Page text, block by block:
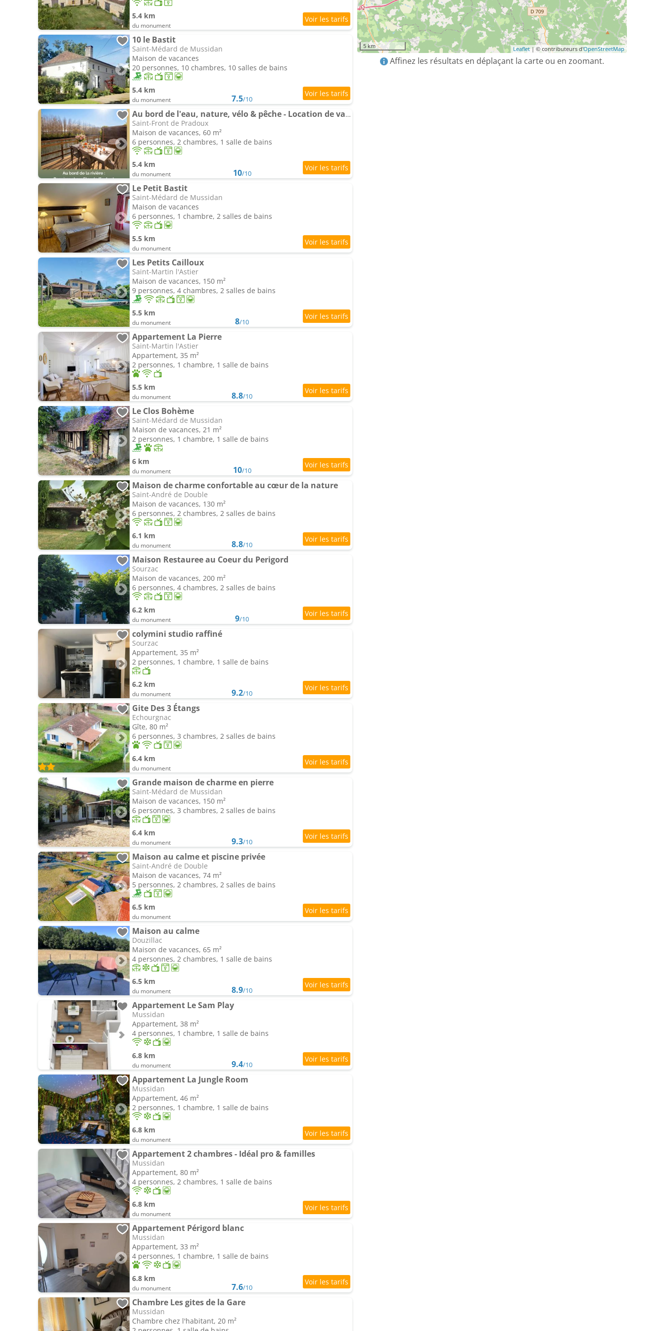
5.4 km
du monument
10 le Bastit
Saint-Médard de Mussidan
Maison de vacances
20 personnes, 10 chambres, 10 salles de bains
5.4 km
du monument 7.5/10
Au bord de l'eau, nature, vélo & pêche - Location de vacances en Dordogne - L'instant de l'Isle
Saint-Front de Pradoux
Maison de vacances, 60 m²
6 personnes, 2 chambres, 1 salle de bains
5.4 km
du monument 10/10
Le Petit Bastit
Saint-Médard de Mussidan
Maison de vacances
6 personnes, 1 chambre, 2 salles de bains
5.5 km
du monument
Les Petits Cailloux
Saint-Martin l'Astier
Maison de vacances, 150 m²
9 personnes, 4 chambres, 2 salles de bains
5.5 km
du monument 8/10
Appartement La Pierre
Saint-Martin l'Astier
Appartement, 35 m²
2 personnes, 1 chambre, 1 salle de bains
5.5 km
du monument 8.8/10
Le Clos Bohème
Saint-Médard de Mussidan
Maison de vacances, 21 m²
2 personnes, 1 chambre, 1 salle de bains
6 km
du monument 10/10
Maison de charme confortable au cœur de la nature
Saint-André de Double
Maison de vacances, 130 m²
6 personnes, 2 chambres, 2 salles de bains
6.1 km
du monument 8.8/10
Maison Restauree au Coeur du Perigord
Sourzac
Maison de vacances, 200 m²
6 personnes, 4 chambres, 2 salles de bains
6.2 km
du monument 9/10
colymini studio raffiné
Sourzac
Appartement, 35 m²
2 personnes, 1 chambre, 1 salle de bains
6.2 km
du monument 9.2/10
Gite Des 3 Étangs
Echourgnac
Gîte, 80 m²
6 personnes, 3 chambres, 2 salles de bains
6.4 km
du monument
Grande maison de charme en pierre
Saint-Médard de Mussidan
Maison de vacances, 150 m²
6 personnes, 3 chambres, 2 salles de bains
6.4 km
du monument 9.3/10
Maison au calme et piscine privée
Saint-André de Double
Maison de vacances, 74 m²
5 personnes, 2 chambres, 2 salles de bains
6.5 km
du monument
Maison au calme
Douzillac
Maison de vacances, 65 m²
4 personnes, 2 chambres, 1 salle de bains
6.5 km
du monument 8.9/10
Appartement Le Sam Play
Mussidan
Appartement, 38 m²
4 personnes, 1 chambre, 1 salle de bains
6.8 km
du monument 9.4/10
Appartement La Jungle Room
Mussidan
Appartement, 46 m²
2 personnes, 1 chambre, 1 salle de bains
6.8 km
du monument
Appartement 2 chambres - Idéal pro & familles
Mussidan
Appartement, 80 m²
4 personnes, 2 chambres, 1 salle de bains
6.8 km
du monument
Appartement Périgord blanc
Mussidan
Appartement, 33 m²
4 personnes, 1 chambre, 1 salle de bains
6.8 km
du monument 7.6/10
Chambre Les gites de la Gare
Mussidan
Chambre chez l'habitant, 20 m²
5 km Leaflet | © contributeurs d'OpenStreetMap
Affinez les résultats en déplaçant la carte ou en zoomant.